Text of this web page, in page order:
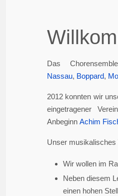
Das
Nassau, Boppard,
2012 konnten wir
eingetragener
Anbeginn Achim
Unser musikalisches
Wir wollen im
Neben diesem
einen hohen